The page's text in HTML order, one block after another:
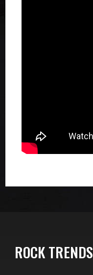
ROCK TRENDS